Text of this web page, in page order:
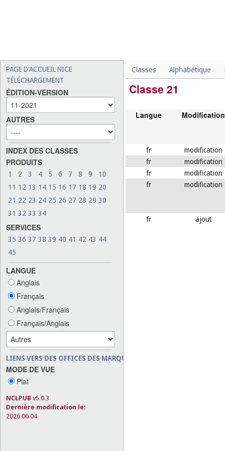
PAGE D'ACCUEIL NICE
TÉLÉCHARGEMENT
ÉDITION-VERSION
AUTRES
INDEX DES CLASSES
PRODUITS
1 2 3 4 5 6 7 8 9
10
11 12 13 14 15 16 17 18 19 20
21 22 23 24 25 26 27 28 29 30
31 32 33 34
SERVICES
35 36 37 38 39 40 41 42 43 44
45
LANGUE
Anglais
Français
Anglais/Français
Français/Anglais
LIENS VERS DES OFFICES DES MARQUES
MODE DE VUE
Plat
NCLPUB v5.0.3
Dernière modification le:
2026.06.04
Classes Alphabétique
Classe 21
Langue Modification
fr
modification
fr
modification
fr
modification
fr
modification
fr ajout